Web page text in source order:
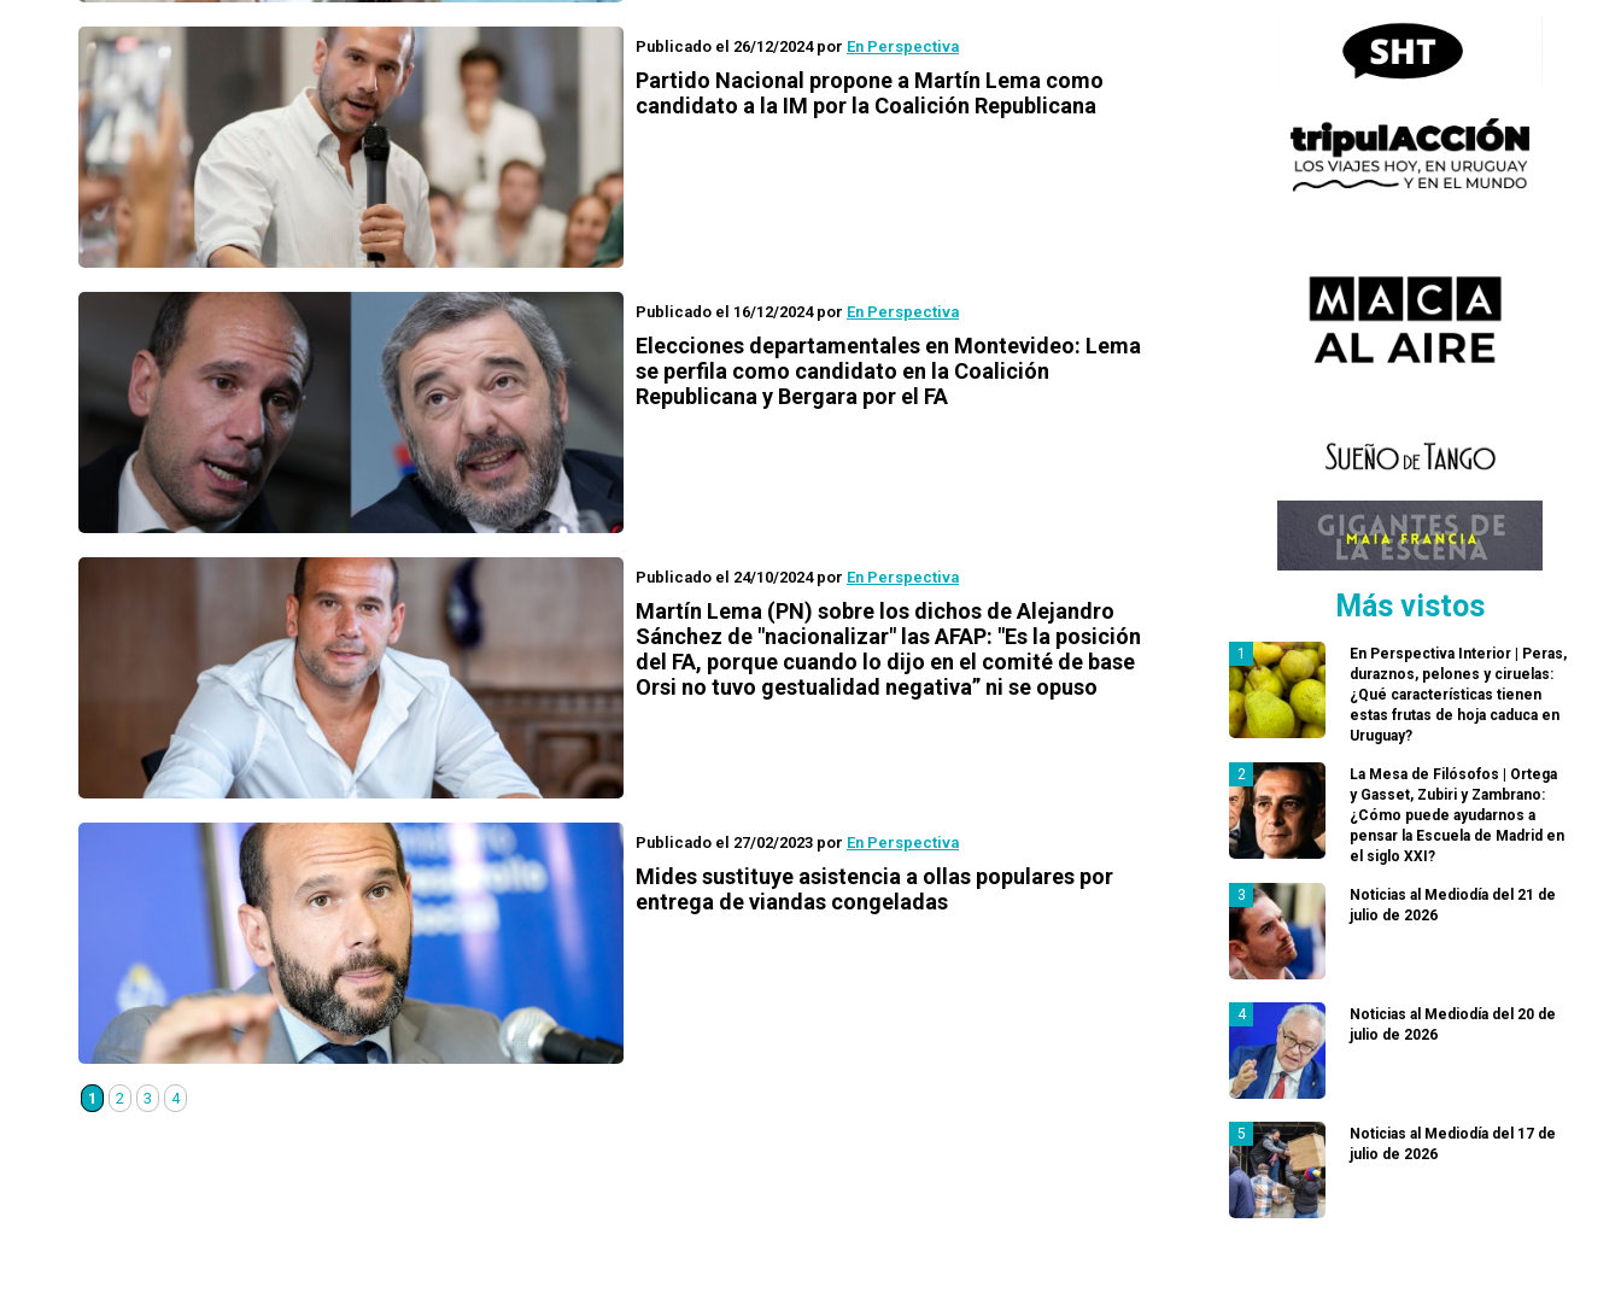
Publicado el 26/12/2024por En Perspectiva
Partido Nacional propone a Martín Lema como
candidato a la IM por la Coalición Republicana
Publicado el 16/12/2024por En Perspectiva
Elecciones departamentales en Montevideo: Lema
se perfila como candidato en la Coalición
Republicana y Bergara por el FA
Publicado el 24/10/2024por En Perspectiva
Martín Lema (PN) sobre los dichos de Alejandro
Sánchez de "nacionalizar" las AFAP: "Es la posición
del FA, porque cuando lo dijo en el comité de base
Orsi no tuvo gestualidad negativa” ni se opuso
Publicado el 27/02/2023 por En Perspectiva
Mides sustituye asistencia a ollas populares por
entrega de viandas congeladas
1 2 3 4
Más vistos
En Perspectiva Interior | Peras,
duraznos, pelones y ciruelas:
¿Qué características tienen
estas frutas de hoja caduca en
Uruguay?
La Mesa de Filósofos | Ortega
y Gasset, Zubiri y Zambrano:
¿Cómo puede ayudarnos a
pensar la Escuela de Madrid en
el siglo XXI?
Noticias al Mediodía del 21 de
julio de 2026
Noticias al Mediodía del 20 de
julio de 2026
Noticias al Mediodía del 17 de
julio de 2026